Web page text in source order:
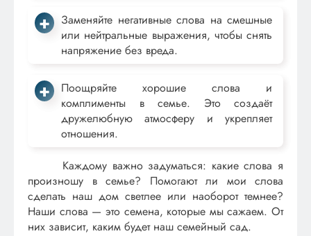
Заменяйте негативные слова на смешные
или нейтральные выражения, чтобы снять
напряжение без вреда.
Поощряйте хорошие слова и
комплименты в семье. Это создаёт
дружелюбную атмосферу и укрепляет
отношения.
Каждому важно задуматься: какие слова я
произношу в семье? Помогают ли мои слова
сделать наш дом светлее или наоборот темнее?
Наши слова — это семена, которые мы сажаем. От
них зависит, каким будет наш семейный сад.